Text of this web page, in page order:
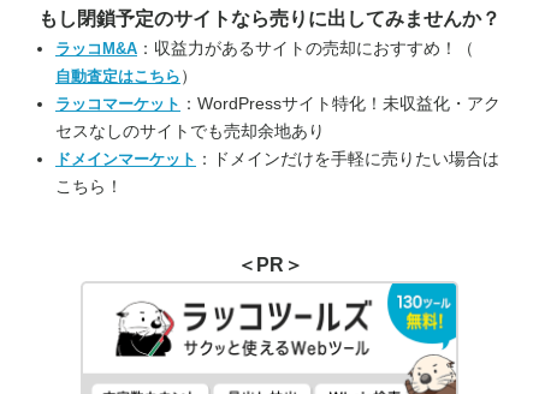
もし閉鎖予定のサイトなら売りに出してみませんか？
ラッコM&A ：収益力があるサイトの売却におすすめ！（
自動査定はこちら ）
ラッコマーケット ：WordPressサイト特化！未収益化・アク
セスなしのサイトでも売却余地あり
ドメインマーケット ：ドメインだけを手軽に売りたい場合は
こちら！
＜PR＞